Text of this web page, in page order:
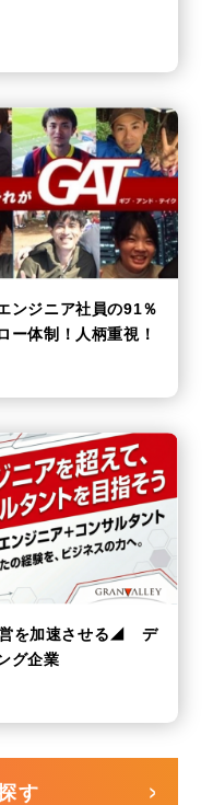
ンジニア社員の91％
ー体制！人柄重視！
を加速させる◢ デ
グ企業
す